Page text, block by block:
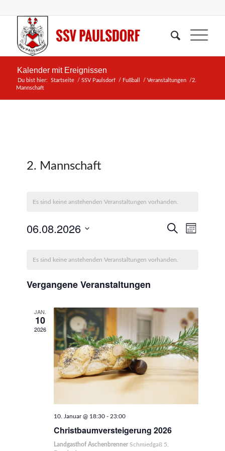
Kalender mit Ereignissen
Du bist hier: Startseite / SSV Paulsdorf / Fußball / Veranstaltungen /2.
Mannschaft
2. Mannschaft
Es sind keine anstehenden Veranstaltungen vorhanden.
und
Suche
Monat
06.08.2026
von
Veranstaltungen
Es sind keine anstehenden Veranstaltungen vorhanden.
Vergangene Veranstaltungen
JAN.
10
2026
10. Januar @ 18:30 - 23:00
Christbaumversteigerung 2026
Landgasthof Aschenbrenner Schmiedgaß 5,